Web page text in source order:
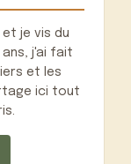
et je vis du
j'ai fait
et les
ici tout